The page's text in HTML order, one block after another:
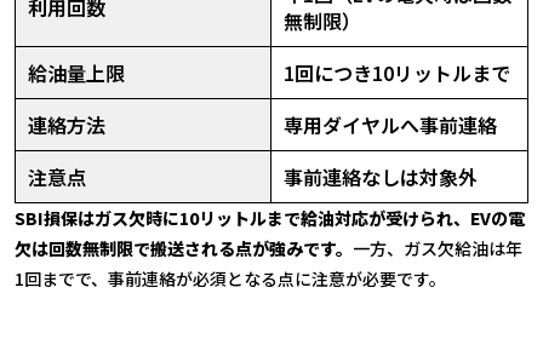
利用回数
無制限）
給油量上限
1回につき10リットルまで
連絡方法
専用ダイヤルへ事前連絡
注意点
事前連絡なしは対象外
SBI損保はガス欠時に10リットルまで給油対応が受けられ、EVの電
欠は回数無制限で搬送される点が強みです。 一方、ガス欠給油は年
1回までで、事前連絡が必須となる点に注意が必要です。